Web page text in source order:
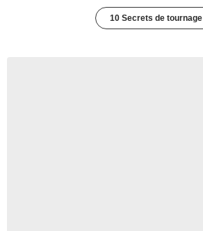
10 Secrets de tournage